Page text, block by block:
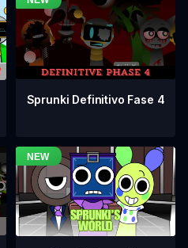
Sprunki Definitivo Fase 4